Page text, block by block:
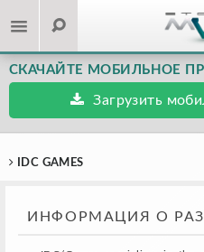
СКАЧАЙТЕ МОБИЛЬНОЕ
Загрузить
IDC GAMES
ИНФОРМАЦИЯ О